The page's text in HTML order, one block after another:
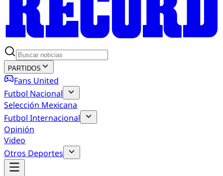
PARTIDOS
Fans United
Futbol Nacional
Selección Mexicana
Futbol Internacional
Opinión
Video
Otros Deportes